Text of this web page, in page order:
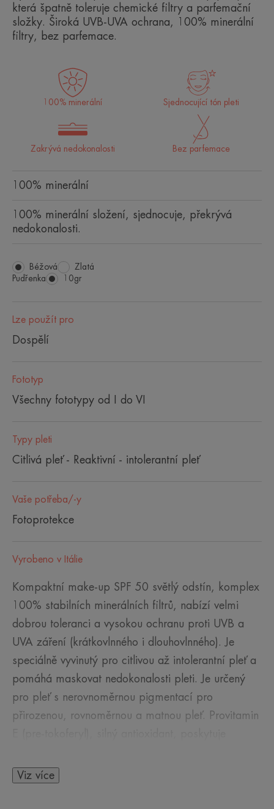
která špatně toleruje chemické filtry a parfemační
složky. Široká UVB-UVA ochrana, 100% minerální
filtry, bez parfemace.
100% minerální Sjednocující tón pleti
Zakrývá nedokonalosti Bez parfemace
100% minerální
100% minerální složení, sjednocuje, překrývá
nedokonalosti.
Béžová
Zlatá
Pudřenka
Pudřenka
10gr
Lze použít pro
Dospělí
Fototyp
Všechny fototypy od I do VI
Typy pleti
Citlivá pleť - Reaktivní - intolerantní pleť
Vaše potřeba/-y
Fotoprotekce
Vyrobeno v Itálie
Kompaktní make-up SPF 50 světlý odstín, komplex
100% stabilních minerálních filtrů, nabízí velmi
dobrou toleranci a vysokou ochranu proti UVB a
UVA záření (krátkovlnného i dlouhovlnného). Je
speciálně vyvinutý pro citlivou až intolerantní pleť a
pomáhá maskovat nedokonalosti pleti. Je určený
pro pleť s nerovnoměrnou pigmentací pro
přirozenou, rovnoměrnou a matnou pleť. Provitamin
Viz více